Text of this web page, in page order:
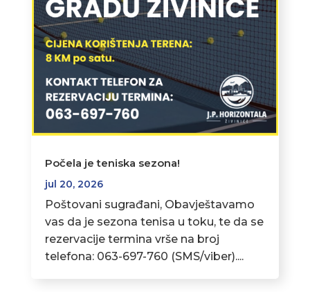
Počela je teniska sezona!
jul 20, 2026
Poštovani sugrađani, Obavještavamo
vas da je sezona tenisa u toku, te da se
rezervacije termina vrše na broj
telefona: 063-697-760 (SMS/viber)....